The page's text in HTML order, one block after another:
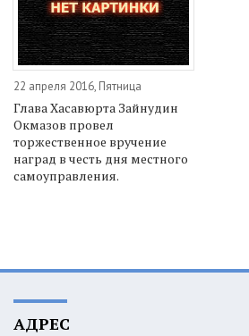
22 апреля 2016, Пятница
Глава Хасавюрта Зайнудин
Окмазов провел
торжественное вручение
наград в честь дня местного
самоуправления.
АДРЕС